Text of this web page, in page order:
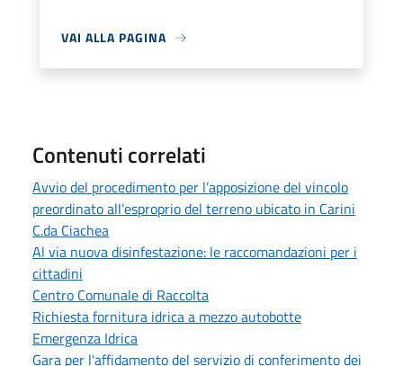
VAI ALLA PAGINA
Contenuti correlati
Avvio del procedimento per l’apposizione del vincolo
preordinato all’esproprio del terreno ubicato in Carini
C.da Ciachea
Al via nuova disinfestazione: le raccomandazioni per i
cittadini
Centro Comunale di Raccolta
Richiesta fornitura idrica a mezzo autobotte
Emergenza Idrica
Gara per l'affidamento del servizio di conferimento dei